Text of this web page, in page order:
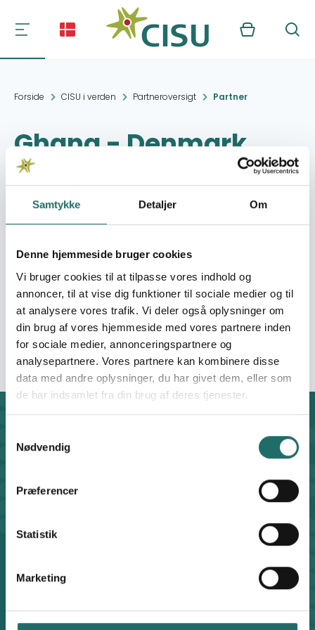
Samtykke Detaljer Om
Denne hjemmeside bruger cookies
Vi bruger cookies til at tilpasse vores indhold og
annoncer, til at vise dig funktioner til sociale medier og til
at analysere vores trafik. Vi deler også oplysninger om
din brug af vores hjemmeside med vores partnere inden
for sociale medier, annonceringspartnere og
analysepartnere. Vores partnere kan kombinere disse
data med andre oplysninger, du har givet dem, eller som
de har indsamlet fra din brug af deres tjenester.
Nødvendig
Præferencer
Statistik
Marketing
Kurv Søg
Forside CISU i verden Partneroversigt Partner
Ghana - Denmark
Friendship
Association, Legon
Branch
Kontakt: Legon
Organisation:
Dansk-Ghanesisk
Venskabsforening
CISU - Civilsamfund i Udvikling
8612 0342
Facebook
Find medarbejder
Adfærdskodeks